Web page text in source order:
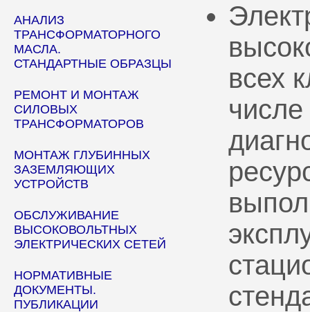
АНАЛИЗ
ТРАНСФОРМАТОРНОГО
МАСЛА.
СТАНДАРТНЫЕ ОБРАЗЦЫ
РЕМОНТ И МОНТАЖ
СИЛОВЫХ
ТРАНСФОРМАТОРОВ
МОНТАЖ ГЛУБИННЫХ
ЗАЗЕМЛЯЮЩИХ
УСТРОЙСТВ
ОБСЛУЖИВАНИЕ
ВЫСОКОВОЛЬТНЫХ
ЭЛЕКТРИЧЕСКИХ СЕТЕЙ
НОРМАТИВНЫЕ
ДОКУМЕНТЫ.
ПУБЛИКАЦИИ
всех